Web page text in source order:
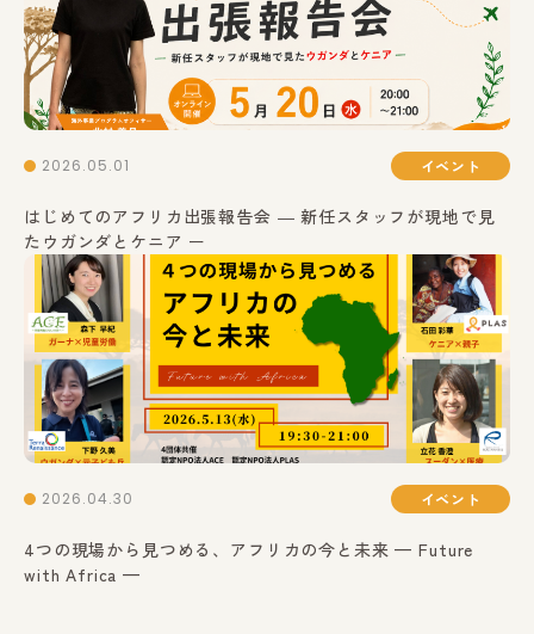
2026.05.01 イベント
はじめてのアフリカ出張報告会 ― 新任スタッフが現地で見
たウガンダとケニア ー
2026.04.30 イベント
4つの現場から見つめる、アフリカの今と未来 — Future
with Africa —